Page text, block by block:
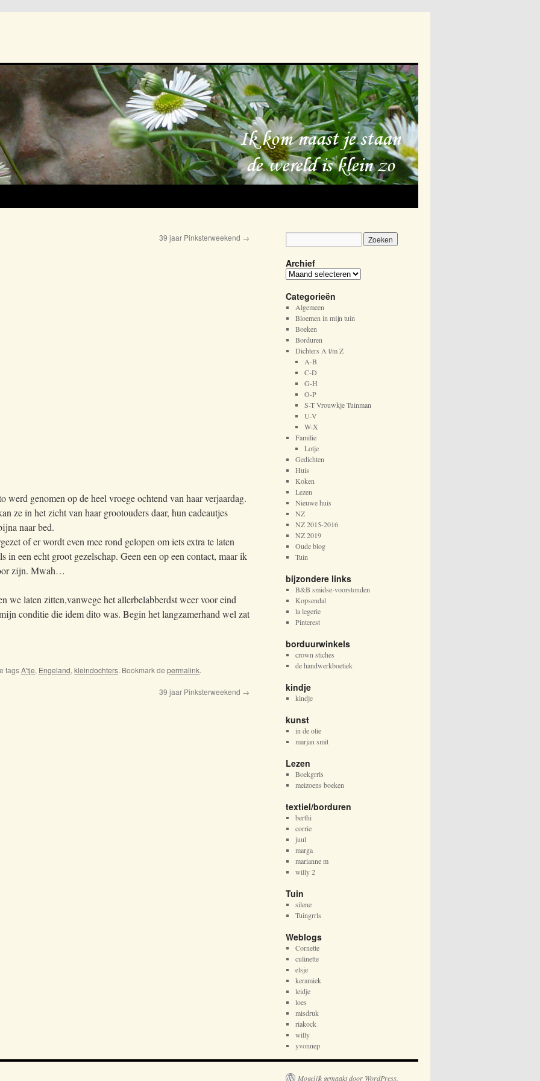
39 jaar Pinksterweekend →
werd genomen op de heel vroege ochtend van haar verjaardag.
ze in het zicht van haar grootouders daar, hun cadeautjes
naar bed.
of er wordt even mee rond gelopen om iets extra te laten
in een echt groot gezelschap. Geen een op een contact, maar ik
zijn. Mwah…
we laten zitten,vanwege het allerbelabberdst weer voor eind
conditie die idem dito was. Begin het langzamerhand wel zat
tagsA'tje, Engeland, kleindochters. Bookmark de permalink.
39 jaar Pinksterweekend →
Archief
A
c
h
i
e
f
Categorieën
Algemeen
Bloemen in mijn tuin
Boeken
Borduren
Dichters A t/m Z
A-B
C-D
G-H
O-P
S-T Vrouwkje Tuinman
U-V
W-X
Familie
Lotje
Gedichten
Huis
Koken
Lezen
Nieuwe huis
NZ
NZ 2015-2016
NZ 2019
Oude blog
Tuin
bijzondere links
B&B smidse-voorstonden
Kopsendal
la legerie
Pinterest
borduurwinkels
crown stiches
de handwerkboetiek
kindje
kindje
kunst
in de olie
marjan smit
Lezen
Boekgrrls
meizoens boeken
textiel/borduren
berthi
corrie
juul
marga
marianne m
willy 2
Tuin
silene
Tuingrrls
Weblogs
Cornette
culinette
elsje
keramiek
leidje
loes
misdruk
riakock
willy
yvonnep
Mogelijk gemaakt door WordPress.